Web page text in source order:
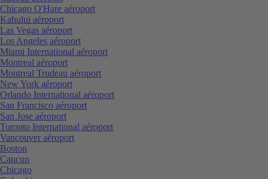
Chicago O'Hare aéroport
Kahului aéroport
Las Vegas aéroport
Los Angeles aéroport
Miami International aéroport
Montreal aéroport
Montreal Trudeau aéroport
New York aéroport
Orlando International aéroport
San Francisco aéroport
San Jose aéroport
Toronto International aéroport
Vancouver aéroport
Boston
Cancun
Chicago